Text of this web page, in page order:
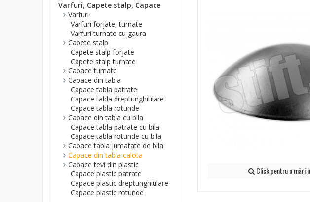
Click pentru a mări
Varfuri, Capete stalp, Capace
Varfuri
Varfuri forjate, turnate
Varfuri turnate cu gaura
Capete stalp
Capete stalp forjate
Capete stalp turnate
Capace turnate
Capace din tabla
Capace tabla patrate
Capace tabla dreptunghiulare
Capace tabla rotunde
Capace din tabla cu bila
Capace tabla patrate cu bila
Capace tabla rotunde cu bila
Capace tabla jumatate de bila
Capace din tabla calota
Capace tevi din plastic
Capace plastic patrate
Capace plastic dreptunghiulare
Capace plastic rotunde